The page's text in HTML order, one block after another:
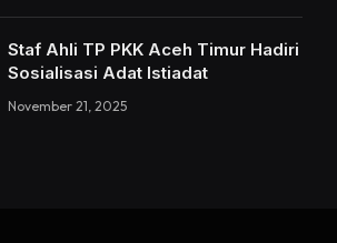
Staf Ahli TP PKK Aceh Timur Hadiri
Sosialisasi Adat Istiadat
November 21, 2025